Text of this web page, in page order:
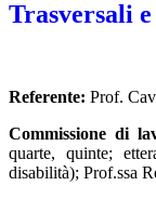
Trasversali
Referente: Prof.
Commissione di
quarte, quinte;
disabilità); Prof.ssa